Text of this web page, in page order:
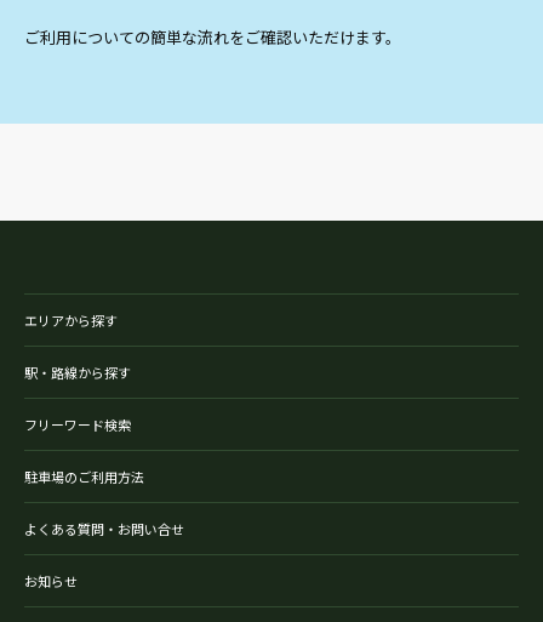
ご利用についての簡単な流れをご確認いただけます。
エリアから探す
駅・路線から探す
フリーワード検索
駐車場のご利用方法
よくある質問・お問い合せ
お知らせ